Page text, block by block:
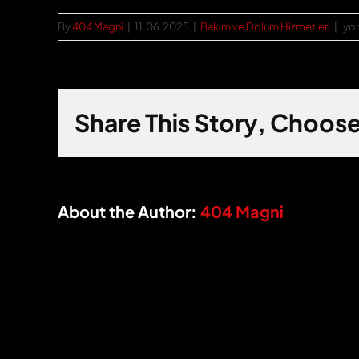
By404 Magni 11.06.2025 Bakım ve Dolum Hizmetleri
için
Share This Story,
About the Author: 404 Magni